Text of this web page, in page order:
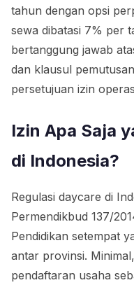
tahun dengan opsi
sewa dibatasi 7% per
bertanggung jawab
dan klausul
persetujuan izin
Izin Apa Saja
di Indonesia?
Regulasi daycare di
Permendikbud 137/
Pendidikan setempat
antar provinsi.
pendaftaran usaha